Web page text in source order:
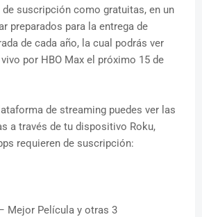
suscripción como gratuitas, en un
preparados para la entrega de
de cada año, la cual podrás ver
por HBO Max el próximo 15 de
de streaming puedes ver las
a través de tu dispositivo Roku,
requieren de suscripción:
Mejor Película y otras 3